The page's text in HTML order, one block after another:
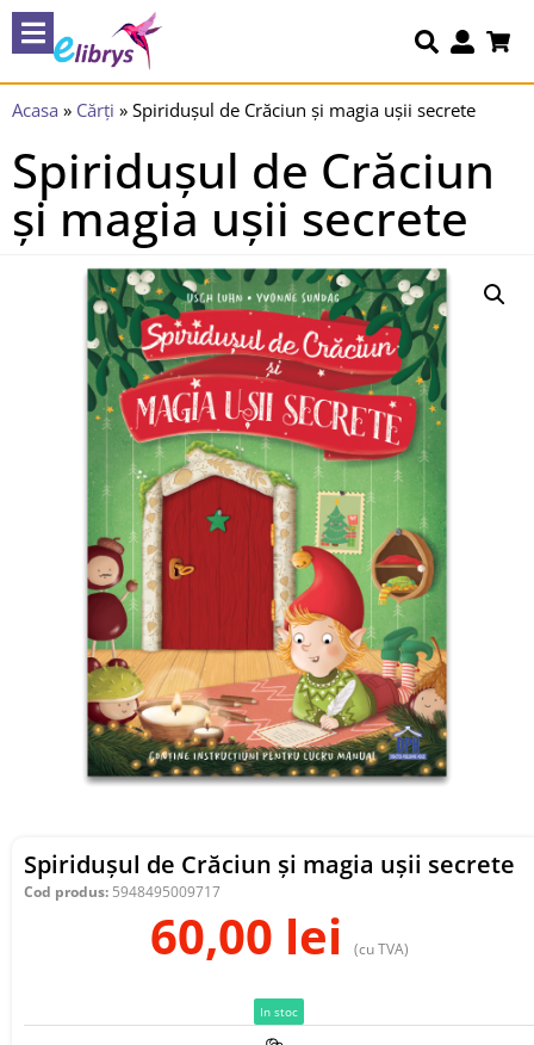
Acasa » Cărți » Spiridușul de Crăciun și magia ușii secrete
Spiridușul de Crăciun
și magia ușii secrete
Spiridușul de Crăciun și magia ușii secrete
Cod produs: 5948495009717
60,00 lei (cu TVA)
In stoc